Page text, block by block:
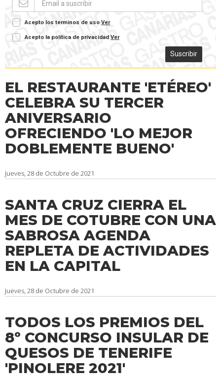
Acepto los terminos de uso Ver
Acepto la política de privacidad Ver
Suscribir
EL RESTAURANTE 'ETÉREO'
CELEBRA SU TERCER
ANIVERSARIO
OFRECIENDO 'LO MEJOR
DOBLEMENTE BUENO'
Jueves, 28 de Octubre de 2021
SANTA CRUZ CIERRA EL
MES DE COTUBRE CON UNA
SABROSA AGENDA
REPLETA DE ACTIVIDADES
EN LA CAPITAL
Jueves, 28 de Octubre de 2021
TODOS LOS PREMIOS DEL
8º CONCURSO INSULAR DE
QUESOS DE TENERIFE
'PINOLERE 2021'